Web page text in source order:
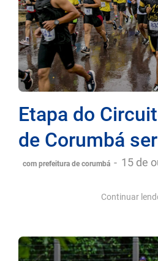
Etapa do
de Corumbá
com prefeitura de corumbá - 15 de
Continuar